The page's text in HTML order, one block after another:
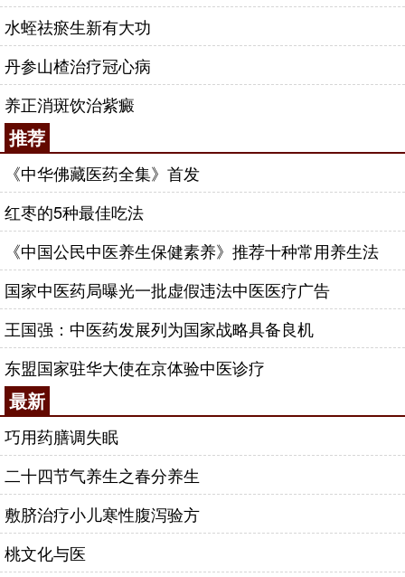
水蛭祛瘀生新有大功
丹参山楂治疗冠心病
养正消斑饮治紫癜
推荐
《中华佛藏医药全集》首发
红枣的5种最佳吃法
《中国公民中医养生保健素养》推荐十种常用养生法
国家中医药局曝光一批虚假违法中医医疗广告
王国强：中医药发展列为国家战略具备良机
东盟国家驻华大使在京体验中医诊疗
最新
巧用药膳调失眠
二十四节气养生之春分养生
敷脐治疗小儿寒性腹泻验方
桃文化与医